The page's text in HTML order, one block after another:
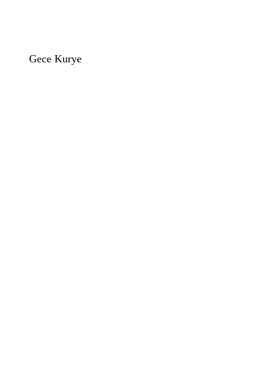
Gece Kurye